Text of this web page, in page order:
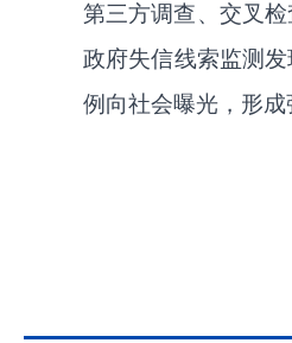
第三方调查、交叉
政府失信线索监测
例向社会曝光，形成